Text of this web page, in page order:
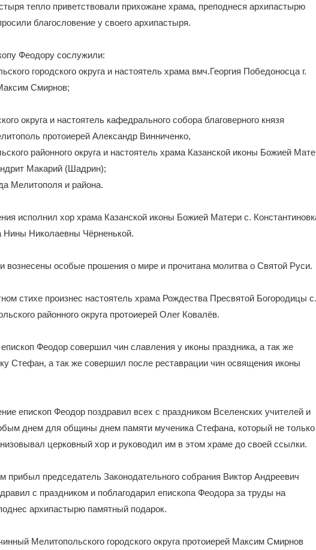
тепло приветствовали прихожане храма, преподнеся архипастырю
благословение у своего архипастыря.
Феодору сослужили:
городского округа и настоятель храма вмч.Георгия Победоносца г.
Смирнов;
округа и настоятель кафедрального собора благоверного князя
протоиерей Александр Винниченко,
районного округа и настоятель храма Казанской иконы Божией
Макарий (Шадрин);
Мелитополя и района.
исполнил хор храма Казанской иконы Божией Матери с.
Нины Николаевны Чёрненькой.
вознесены особые прошения о мире и прочитана молитва о Святой Руси.
стихе произнес настоятель храма Рождества Пресвятой Богородицы с.
районного округа протоиерей Олег Ковалёв.
Феодор совершил чин славления у иконы праздника, а так же
Стефан, а так же совершил после реставрации чин освящения иконы
епископ Феодор поздравил всех с праздником Вселенских учителей и
днем для общины днем памяти мученика Стефана, который не только
церковный хор и руководил им в этом храме до своей ссылки.
прибыл председатель Законодательного собрания Виктор Андреевич
с праздником и поблагодарил епископа Феодора за труды на
архипастырю памятный подарок.
Мелитопольского городского округа протоиерей Максим Смирнов